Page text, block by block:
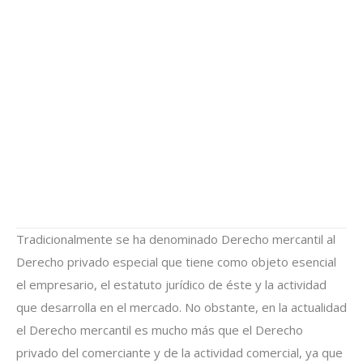
Tradicionalmente se ha denominado Derecho mercantil al
Derecho privado especial que tiene como objeto esencial
el empresario, el estatuto jurídico de éste y la actividad
que desarrolla en el mercado. No obstante, en la actualidad
el Derecho mercantil es mucho más que el Derecho
privado del comerciante y de la actividad comercial, ya que
Las principales